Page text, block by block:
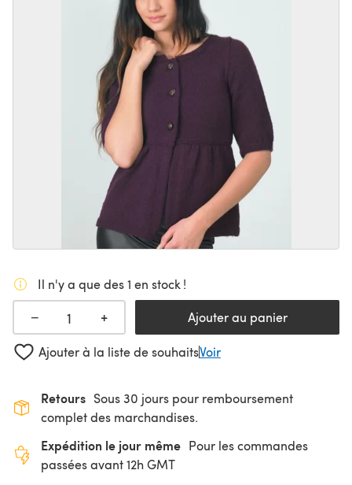
Il n'y a que des 1 en stock !
− + Ajouter au panier
Ajouter à la liste de souhaitsVoir
Retours Sous 30 jours pour remboursement
complet des marchandises.
Expédition le jour même Pour les commandes
passées avant 12h GMT